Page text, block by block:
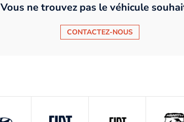
Vous ne trouvez pas le véhicule
CONTACTEZ-NOUS